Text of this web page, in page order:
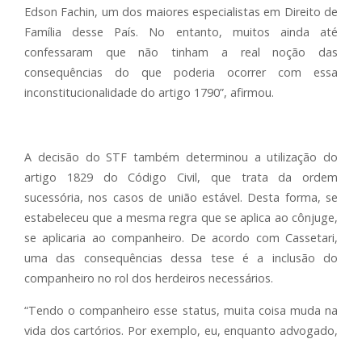
Edson Fachin, um dos maiores especialistas em Direito de
Família desse País. No entanto, muitos ainda até
confessaram que não tinham a real noção das
consequências do que poderia ocorrer com essa
inconstitucionalidade do artigo 1790”, afirmou.
A decisão do STF também determinou a utilização do
artigo 1829 do Código Civil, que trata da ordem
sucessória, nos casos de união estável. Desta forma, se
estabeleceu que a mesma regra que se aplica ao cônjuge,
se aplicaria ao companheiro. De acordo com Cassetari,
uma das consequências dessa tese é a inclusão do
companheiro no rol dos herdeiros necessários.
“Tendo o companheiro esse status, muita coisa muda na
vida dos cartórios. Por exemplo, eu, enquanto advogado,